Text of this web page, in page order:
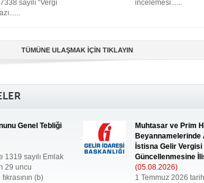
sayılı “Vergi
incelemesi......
TÜMÜNE ULAŞMAK İÇİN TIKLAYIN
Genel Tebliği
sayılı Emlak
29 uncu
(b)
Muhtasar ve Prim
İstisna Gelir Vergisi
Güncellenmesine
(05.08.2026)
1 Temmuz 2026